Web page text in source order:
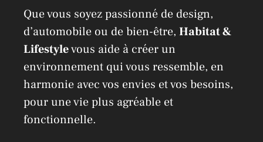
Que vous soyez passionné de design,
d’automobile ou de bien-être, Habitat &
Lifestylevous aide à créer un
environnement qui vous ressemble, en
harmonie avec vos envies et vos besoins,
pour une vie plus agréable et
fonctionnelle.